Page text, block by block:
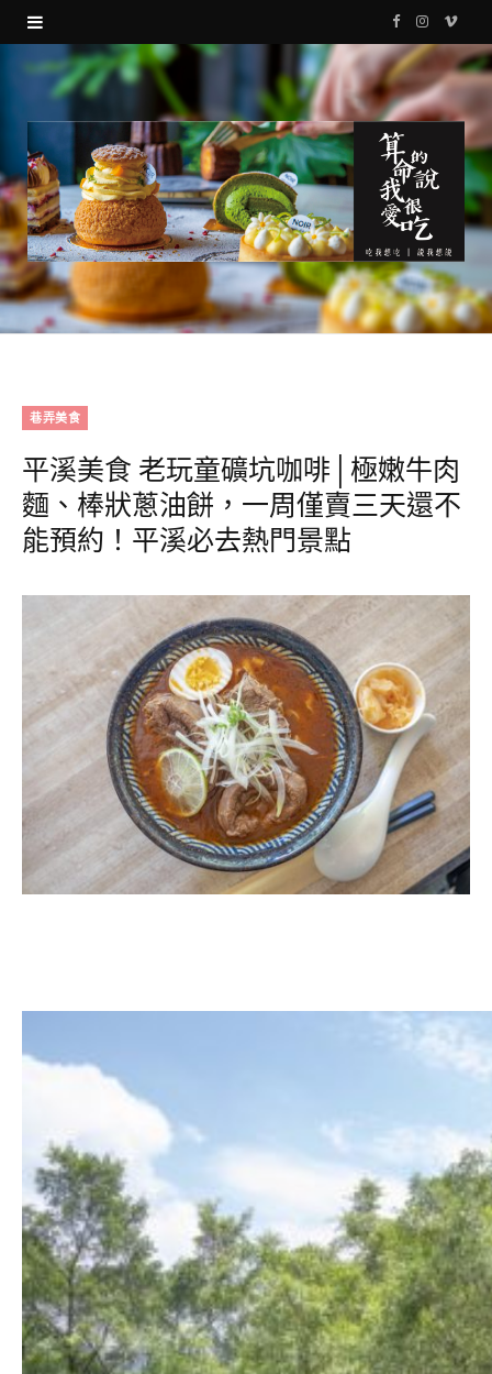
F
a
c
e
b
o
k
I
s
g
r
a
V
i
巷弄美食
平溪美食 老玩童礦坑咖啡│極嫩牛肉
麵、棒狀蔥油餅，一周僅賣三天還不
能預約！平溪必去熱門景點